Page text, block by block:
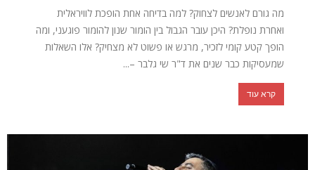
מה גורם לאנשים לצחוק? למה בדיחה אחת הופכת לוויראלית
ואחרת נופלת? היכן עובר הגבול בין הומור שנון להומור פוגעני, ומה
הופך קטע קומי לזכיר, מרגש או פשוט לא מצחיק? אלו השאלות
שמעסיקות כבר שנים את ד"ר שי גלבר –...
קרא עוד